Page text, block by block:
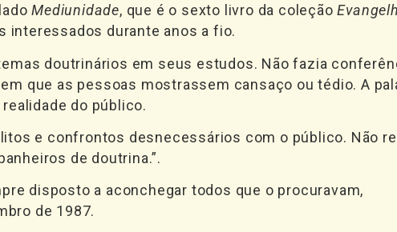
Mediunidade, que é o sexto livro da coleção
interessados durante anos a fio.
doutrinários em seus estudos. Não fazia
que as pessoas mostrassem cansaço ou tédio. A
do público.
e confrontos desnecessários com o público. Não
de doutrina.”.
disposto a aconchegar todos que o procuravam,
de 1987.